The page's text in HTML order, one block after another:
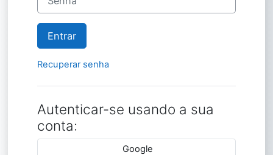
Entrar
Recuperar senha
Autenticar-se usando a sua
conta:
Google